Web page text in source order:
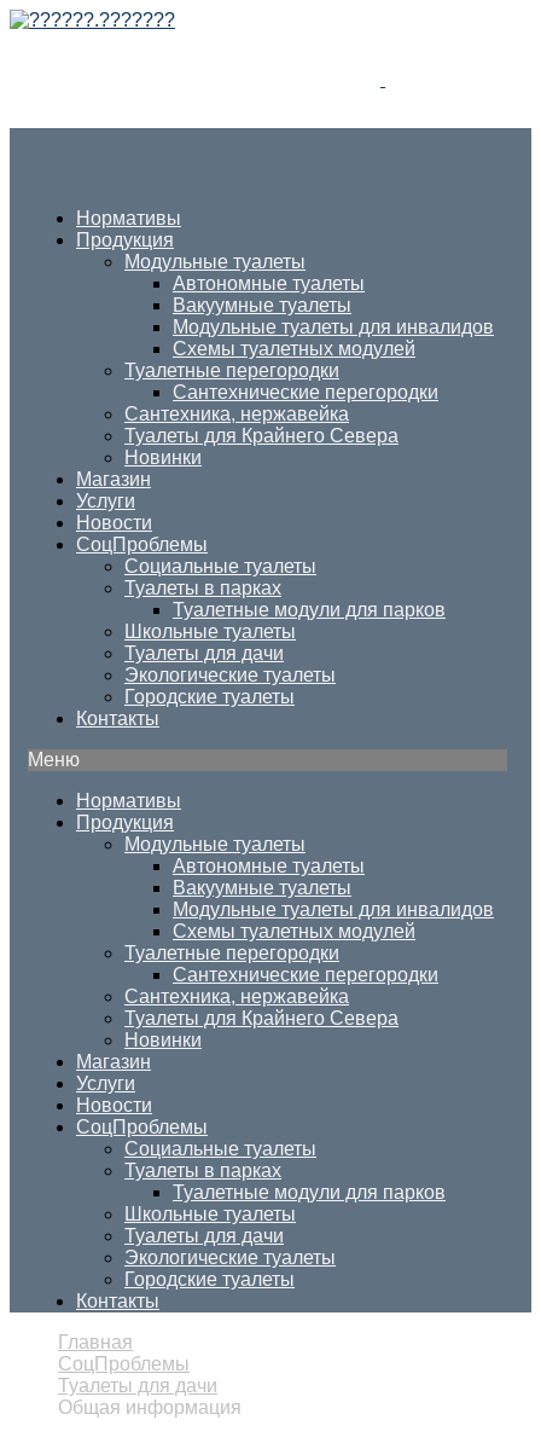
Нормативы
Продукция
Модульные туалеты
Автономные туалеты
Вакуумные туалеты
Модульные туалеты для инвалидов
Схемы туалетных модулей
Туалетные перегородки
Сантехнические перегородки
Сантехника, нержавейка
Туалеты для Крайнего Севера
Новинки
Магазин
Услуги
Новости
СоцПроблемы
Социальные туалеты
Туалеты в парках
Туалетные модули для парков
Школьные туалеты
Туалеты для дачи
Экологические туалеты
Городские туалеты
Контакты
Меню
Нормативы
Продукция
Модульные туалеты
Автономные туалеты
Вакуумные туалеты
Модульные туалеты для инвалидов
Схемы туалетных модулей
Туалетные перегородки
Сантехнические перегородки
Сантехника, нержавейка
Туалеты для Крайнего Севера
Новинки
Магазин
Услуги
Новости
СоцПроблемы
Социальные туалеты
Туалеты в парках
Туалетные модули для парков
Школьные туалеты
Туалеты для дачи
Экологические туалеты
Городские туалеты
Контакты
Главная
СоцПроблемы
Туалеты для дачи
Общая информация